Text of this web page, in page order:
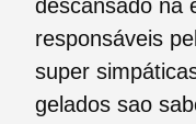
descansado na
responsáveis
super
gelados sao